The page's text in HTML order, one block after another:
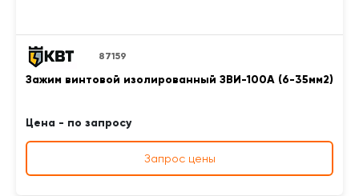
87159
Зажим винтовой изолированный ЗВИ-100А (6-35мм2)
Цена - по запросу
Запрос цены